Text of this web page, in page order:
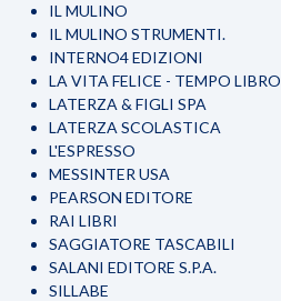
IL MULINO
IL MULINO STRUMENTI.
INTERNO4 EDIZIONI
LA VITA FELICE - TEMPO LIBRO
LATERZA & FIGLI SPA
LATERZA SCOLASTICA
L'ESPRESSO
MESSINTER USA
PEARSON EDITORE
RAI LIBRI
SAGGIATORE TASCABILI
SALANI EDITORE S.P.A.
SILLABE